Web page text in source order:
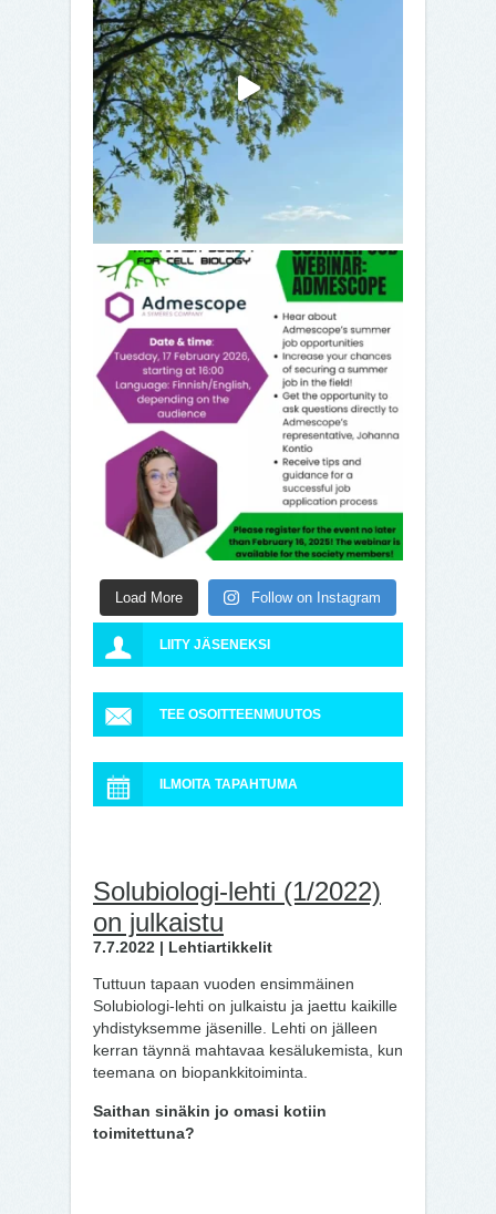
Load More Follow on Instagram
LIITY JÄSENEKSI
TEE OSOITTEENMUUTOS
ILMOITA TAPAHTUMA
Solubiologi-lehti (1/2022)
on julkaistu
7.7.2022 | Lehtiartikkelit
Tuttuun tapaan vuoden ensimmäinen
Solubiologi-lehti on julkaistu ja jaettu kaikille
yhdistyksemme jäsenille. Lehti on jälleen
kerran täynnä mahtavaa kesälukemista, kun
teemana on biopankkitoiminta.
Saithan sinäkin jo omasi kotiin
toimitettuna?